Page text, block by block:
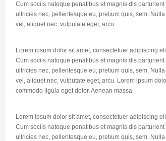
Cum sociis natoque penatibus et magnis dis
ultricies nec, pellentesque eu, pretium quis, sem.
vel, aliquet nec, vulputate eget, arcu.
Lorem ipsum dolor sit amet, consectetuer adipiscing
Cum sociis natoque penatibus et magnis dis
ultricies nec, pellentesque eu, pretium quis, sem.
vel, aliquet nec, vulputate eget, arcu. Lorem ipsum
commodo ligula eget dolor. Aenean massa.
Lorem ipsum dolor sit amet, consectetuer adipiscing
Cum sociis natoque penatibus et magnis dis
ultricies nec, pellentesque eu, pretium quis, sem.